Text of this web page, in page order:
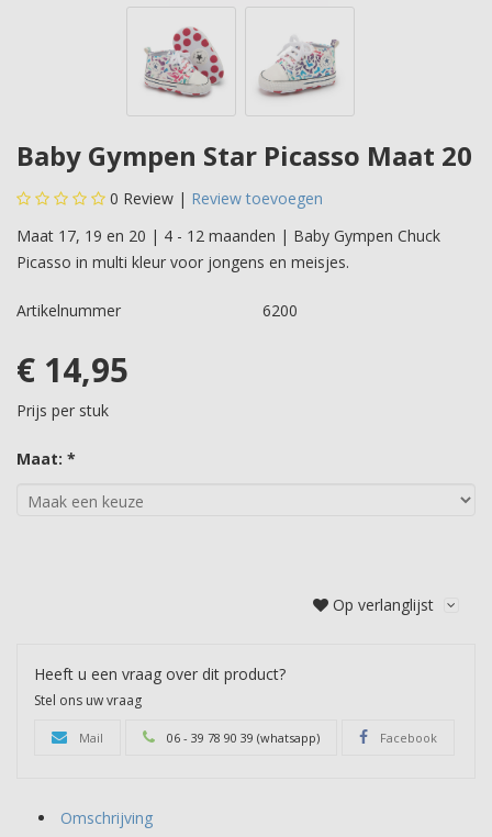
Baby Gympen Star Picasso Maat 20
0 Review | Review toevoegen
Maat 17, 19 en 20 | 4 - 12 maanden | Baby Gympen Chuck
Picasso in multi kleur voor jongens en meisjes.
Artikelnummer 6200
€ 14,95
Prijs per stuk
Maat: *
Op verlanglijst
Heeft u een vraag over dit product?
Stel ons uw vraag
Mail 06 - 39 78 90 39 (whatsapp) Facebook
Omschrijving